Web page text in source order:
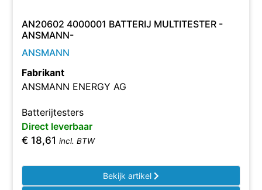
AN20602 4000001 BATTERIJ MULTITESTER -
ANSMANN-
ANSMANN
Fabrikant
ANSMANN ENERGY AG
Batterijtesters
Direct leverbaar
€ 18,61 incl. BTW
Bekijk artikel